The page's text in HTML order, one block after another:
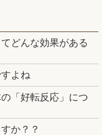
どんな効果がある
よね
「好転反応」につ
か？？